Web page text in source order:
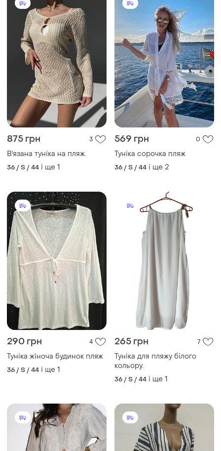
875 грн 3
В'язана туніка на пляж.
36 / S / 44 і ще 1
569 грн 0
Туніка сорочка пляж
36 / S / 44 і ще 2
290 грн 4
Туніка жіноча будинок пляж
36 / S / 44 і ще 1
265 грн 7
Туніка для пляжу білого
кольору.
36 / S / 44 і ще 1